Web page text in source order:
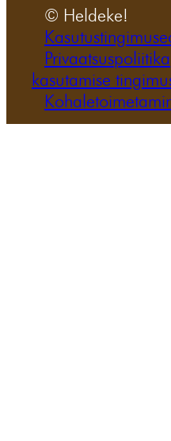
© Heldeke!
Privaatsuspoliitika
kasutamise